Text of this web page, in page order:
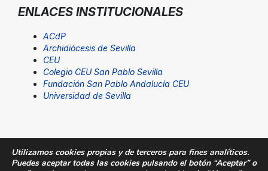
ENLACES INSTITUCIONALES
ACdP
Archidiócesis de Sevilla
CEU
Colegio CEU San Pablo Sevilla
Fundación San Pablo Andalucía CEU
Universidad de Sevilla
Utilizamos cookies propias y de terceros para fines analíticos.
Puedes aceptar todas las cookies pulsando el botón “Aceptar” o